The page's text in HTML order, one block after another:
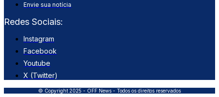
Envie sua notícia
Redes Sociais:
Instagram
Facebook
Youtube
X (Twitter)
© Copyright 2025 - OFF News - Todos os direitos reservados